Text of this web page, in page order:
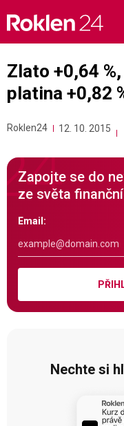
content
Zlato +0,64
platina +0,82
Roklen24 12. 10. 2015
Zapojte se do
ze světa
Email:
Nechte si